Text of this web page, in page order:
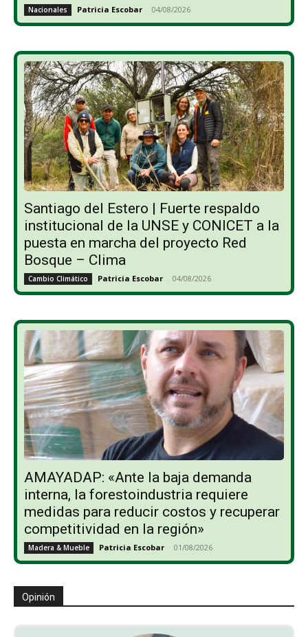
Nacionales Patricia Escobar - 04/08/2026
Santiago del Estero | Fuerte respaldo
institucional de la UNSE y CONICET a la
puesta en marcha del proyecto Red
Bosque – Clima
Cambio Climático Patricia Escobar - 04/08/2026
AMAYADAP: «Ante la baja demanda
interna, la forestoindustria requiere
medidas para reducir costos y recuperar
competitividad en la región»
Madera & Mueble Patricia Escobar - 01/08/2026
Opinión